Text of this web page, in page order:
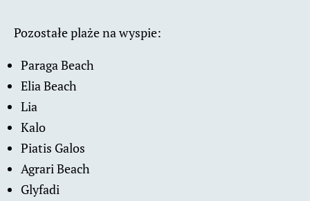
Pozostałe plaże na wyspie:
Paraga Beach
Elia Beach
Lia
Kalo
Piatis Galos
Agrari Beach
Glyfadi